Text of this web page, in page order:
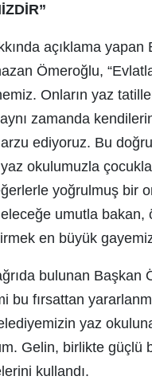
açıklama yapan
Ömeroğlu,
Onların yaz
zamanda
ediyoruz. Bu
yaz okulumuzla
yoğrulmuş bir
umutla bakan,
en büyük
bulunan Başkan
bu fırsattan
yaz
Gelin, birlikte güçlü
kullandı.